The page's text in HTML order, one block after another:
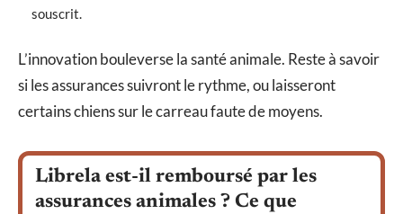
souscrit.
L’innovation bouleverse la santé animale. Reste à savoir
si les assurances suivront le rythme, ou laisseront
certains chiens sur le carreau faute de moyens.
Librela est-il remboursé par les
assurances animales ? Ce que